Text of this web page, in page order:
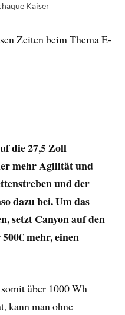
Kaiser
Zeiten beim Thema E-
die 27,5 Zoll
mehr Agilität und
und der
dazu bei. Um das
setzt Canyon auf den
mehr, einen
über 1000 Wh
kann man ohne